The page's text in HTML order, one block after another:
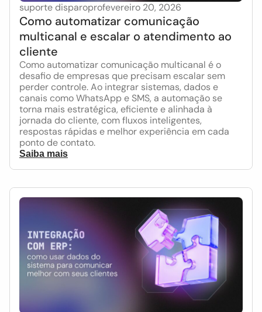
suporte disparoprofevereiro 20, 2026
Como automatizar comunicação
multicanal e escalar o atendimento ao
cliente
Como automatizar comunicação multicanal é o
desafio de empresas que precisam escalar sem
perder controle. Ao integrar sistemas, dados e
canais como WhatsApp e SMS, a automação se
torna mais estratégica, eficiente e alinhada à
jornada do cliente, com fluxos inteligentes,
respostas rápidas e melhor experiência em cada
ponto de contato.
Saiba mais